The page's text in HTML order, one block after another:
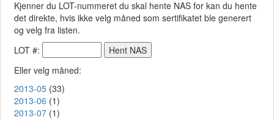
Kjenner du LOT-nummeret du skal hente NAS for kan du hente
det direkte, hvis ikke velg måned som sertifikatet ble generert
og velg fra listen.
LOT #:
Eller velg måned:
2013-05 (33)
2013-06 (1)
2013-07 (1)